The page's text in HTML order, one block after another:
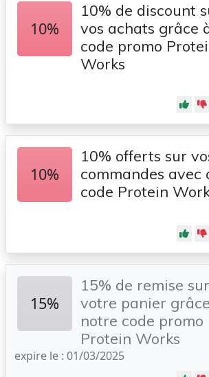
10%
10% de discount
vos achats grâce
code promo
Works
10%
10% offerts sur
commandes avec
code Protein
15%
15% de remise sur
votre panier
notre code promo
Protein Works
expire le : 01/03/2025